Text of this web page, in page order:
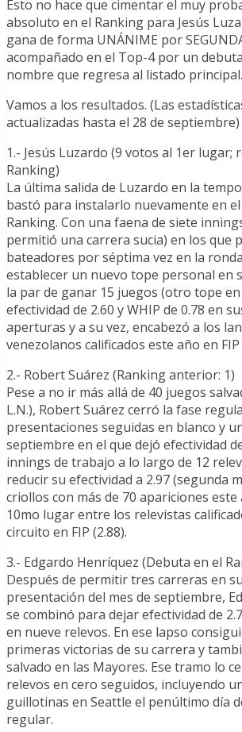
Esto no hace que cimentar el muy
absoluto en el Ranking para Jesús
gana de forma UNÁNIME por
acompañado en el Top-4 por un
nombre que regresa al listado principal.
Vamos a los resultados. (Las
actualizadas hasta el 28 de septiembre)
1.- Jesús Luzardo (9 votos al 1er lugar;
Ranking)
La última salida de Luzardo en la
bastó para instalarlo nuevamente en
Ranking. Con una faena de siete
permitió una carrera sucia) en los que
bateadores por séptima vez en la
establecer un nuevo tope personal en
la par de ganar 15 juegos (otro tope
efectividad de 2.60 y WHIP de 0.78 en
aperturas y a su vez, encabezó a los
venezolanos calificados este año en FIP
2.- Robert Suárez (Ranking anterior: 1)
Pese a no ir más allá de 40 juegos
L.N.), Robert Suárez cerró la fase
presentaciones seguidas en blanco y
septiembre en el que dejó efectividad
innings de trabajo a lo largo de 12
reducir su efectividad a 2.97 (segunda
criollos con más de 70 apariciones
10mo lugar entre los relevistas
circuito en FIP (2.88).
3.- Edgardo Henríquez (Debuta en el
Después de permitir tres carreras en
presentación del mes de septiembre,
se combinó para dejar efectividad de
en nueve relevos. En ese lapso
primeras victorias de su carrera y
salvado en las Mayores. Ese tramo lo
relevos en cero seguidos, incluyendo
guillotinas en Seattle el penúltimo día
regular.